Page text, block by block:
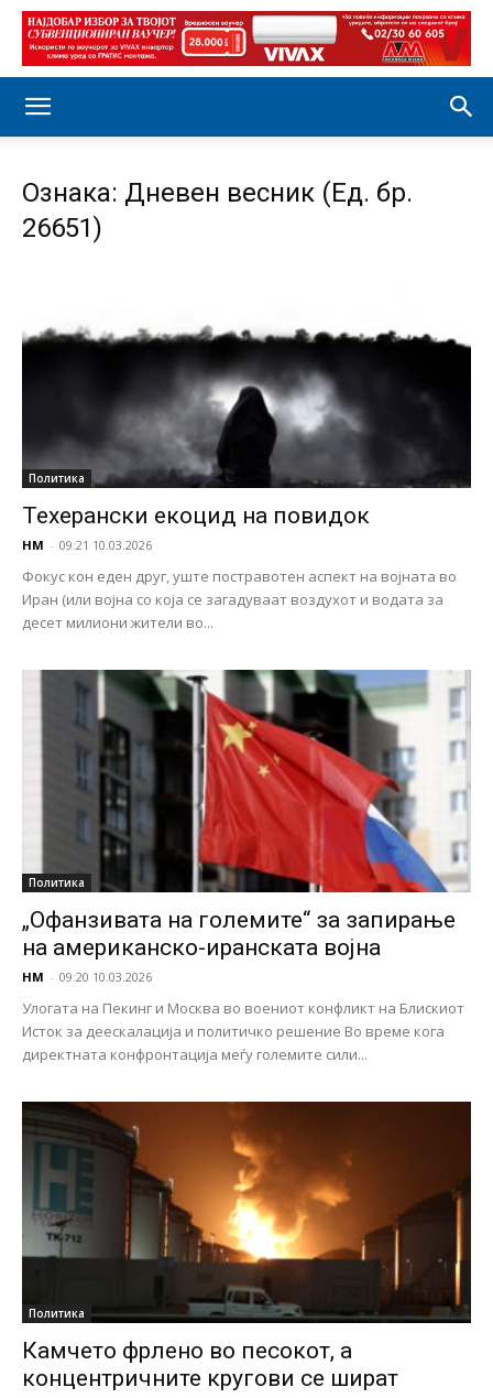
Ознака: Дневен весник (Ед. бр.
26651)
Политика
Техерански екоцид на повидок
НМ - 09:21 10.03.2026
Фокус кон еден друг, уште постравотен аспект на војната во
Иран (или војна со која се загадуваат воздухот и водата за
десет милиони жители во...
Политика
„Офанзивата на големите“ за запирање
на американско-иранската војна
НМ - 09:20 10.03.2026
Улогата на Пекинг и Москва во воениот конфликт на Блискиот
Исток за деескалација и политичко решение Во време кога
директната конфронтација меѓу големите сили...
Политика
Камчето фрлено во песокот, а
концентричните кругови се шират